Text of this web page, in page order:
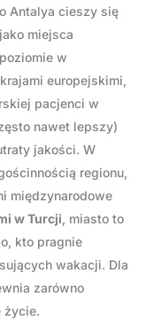
Antalya cieszy się
miejsca
w
europejskimi,
pacjenci w
nawet lepszy)
jakości. W
regionu,
międzynarodowe
w Turcji, miasto to
kto pragnie
wakacji. Dla
zarówno
życie.